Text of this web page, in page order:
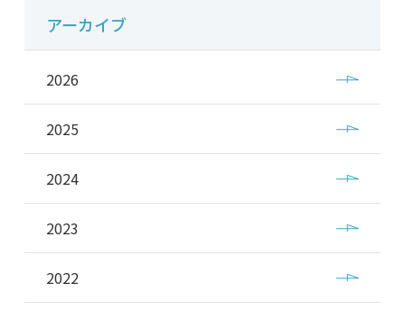
アーカイブ
2026
2025
2024
2023
2022